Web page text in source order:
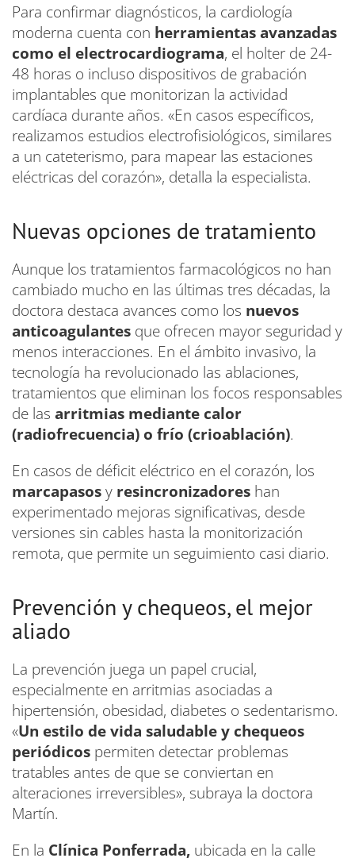
Para confirmar diagnósticos, la cardiología
moderna cuenta con herramientas avanzadas
como el electrocardiograma, el holter de 24-
48 horas o incluso dispositivos de grabación
implantables que monitorizan la actividad
cardíaca durante años. «En casos específicos,
realizamos estudios electrofisiológicos, similares
a un cateterismo, para mapear las estaciones
eléctricas del corazón», detalla la especialista.
Nuevas opciones de tratamiento
Aunque los tratamientos farmacológicos no han
cambiado mucho en las últimas tres décadas, la
doctora destaca avances como los nuevos
anticoagulantes que ofrecen mayor seguridad y
menos interacciones. En el ámbito invasivo, la
tecnología ha revolucionado las ablaciones,
tratamientos que eliminan los focos responsables
de las arritmias mediante calor
(radiofrecuencia) o frío (crioablación).
En casos de déficit eléctrico en el corazón, los
marcapasosy resincronizadores han
experimentado mejoras significativas, desde
versiones sin cables hasta la monitorización
remota, que permite un seguimiento casi diario.
Prevención y chequeos, el mejor
aliado
La prevención juega un papel crucial,
especialmente en arritmias asociadas a
hipertensión, obesidad, diabetes o sedentarismo.
«Un estilo de vida saludable y chequeos
periódicos permiten detectar problemas
tratables antes de que se conviertan en
alteraciones irreversibles», subraya la doctora
Martín.
En la Clínica Ponferrada, ubicada en la calle